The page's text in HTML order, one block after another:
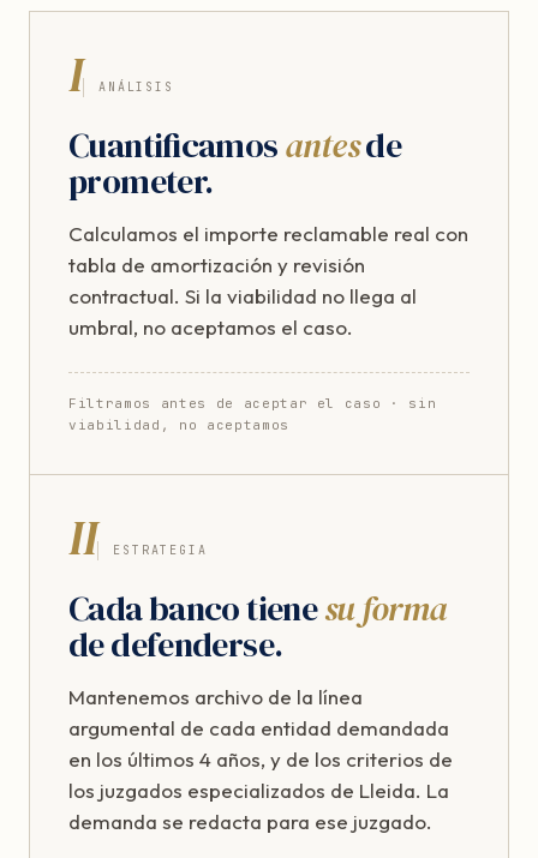
I ANÁLISIS
Cuantificamosantesde
prometer.
Calculamos el importe reclamable real con
tabla de amortización y revisión
contractual. Si la viabilidad no llega al
umbral, no aceptamos el caso.
Filtramos antes de aceptar el caso · sin
viabilidad, no aceptamos
II ESTRATEGIA
Cada banco tienesu forma
de defenderse.
Mantenemos archivo de la línea
argumental de cada entidad demandada
en los últimos 4 años, y de los criterios de
los juzgados especializados de Lleida. La
demanda se redacta para ese juzgado.